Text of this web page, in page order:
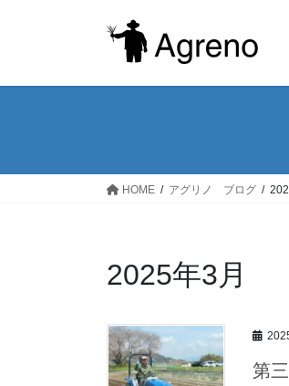
HOME アグリノ ブログ
2025年3月
第